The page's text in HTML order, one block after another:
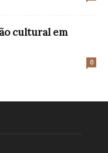
cultural em
0